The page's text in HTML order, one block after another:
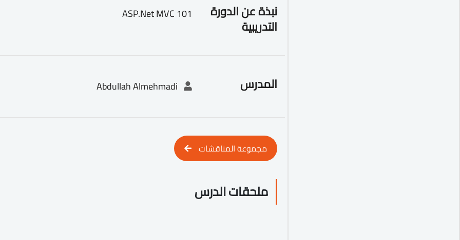
نبذة عن الدورة
التدريبية
ASP.Net MVC 101
المدرس
مجموعة المناقشات
ملحقات الدرس